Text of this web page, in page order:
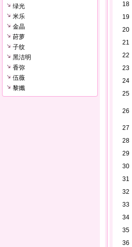
绿光
米乐
金晶
莳萝
子纹
黑洁明
香弥
伍薇
黎孅
18
19
20
21
22
23
24
25
26
27
28
29
30
31
32
33
34
35
36